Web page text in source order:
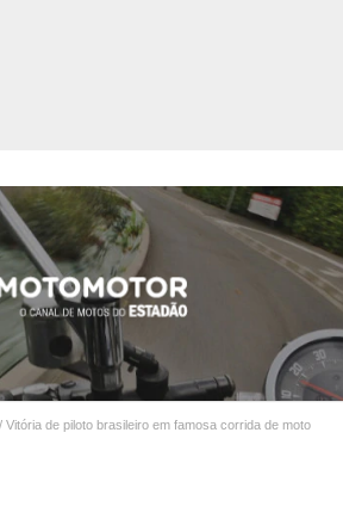
/ Vitória de piloto brasileiro em famosa corrida de moto